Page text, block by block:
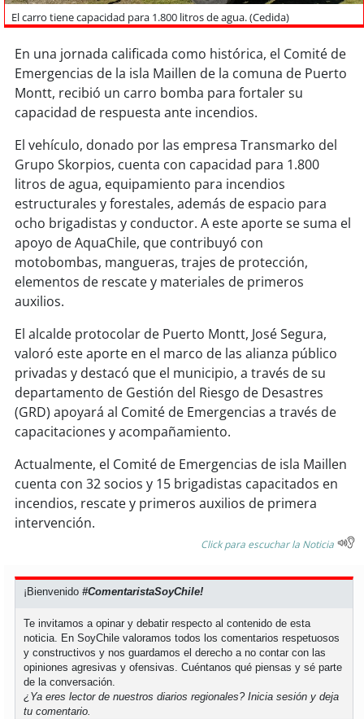
soyiquique
soycalama
soyantofagasta
soy copiapó
soy valparaíso
soy quillota
soysanantonio
soy
soysancarlos
soytalcahuano
soyconcepción
soy
soy
soyvaldivia
soy
soypuertomontt
soychiloé
El carro tiene capacidad para 1.800 litros de agua. (Cedida)
En una jornada calificada como histórica, el Comité de
Emergencias de la isla Maillen de la comuna de Puerto
Montt, recibió un carro bomba para fortaler su
capacidad de respuesta ante incendios.
El vehículo, donado por las empresa Transmarko del
Grupo Skorpios, cuenta con capacidad para 1.800
litros de agua, equipamiento para incendios
estructurales y forestales, además de espacio para
ocho brigadistas y conductor. A este aporte se suma el
apoyo de AquaChile, que contribuyó con
motobombas, mangueras, trajes de protección,
elementos de rescate y materiales de primeros
auxilios.
El alcalde protocolar de Puerto Montt, José Segura,
valoró este aporte en el marco de las alianza público
privadas y destacó que el municipio, a través de su
departamento de Gestión del Riesgo de Desastres
(GRD) apoyará al Comité de Emergencias a través de
capacitaciones y acompañamiento.
Actualmente, el Comité de Emergencias de isla Maillen
cuenta con 32 socios y 15 brigadistas capacitados en
incendios, rescate y primeros auxilios de primera
intervención.
Click para escuchar la Noticia
¡Bienvenido#ComentaristaSoyChile!
Te invitamos a opinar y debatir respecto al contenido de esta
noticia. En SoyChile valoramos todos los comentarios respetuosos
y constructivos y nos guardamos el derecho a no contar con las
opiniones agresivas y ofensivas. Cuéntanos qué piensas y sé parte
de la conversación.
¿Ya eres lector de nuestros diarios regionales?Inicia sesión y deja
tu comentario.